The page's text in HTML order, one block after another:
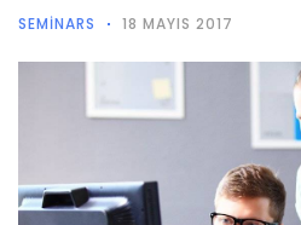
SEMINARS 18 MAYIS 2017